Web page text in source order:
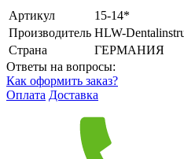
Артикул
15-14*
Производитель HLW-
Страна
ГЕРМАНИЯ
Ответы на вопросы:
Как оформить заказ?
Оплата Доставка